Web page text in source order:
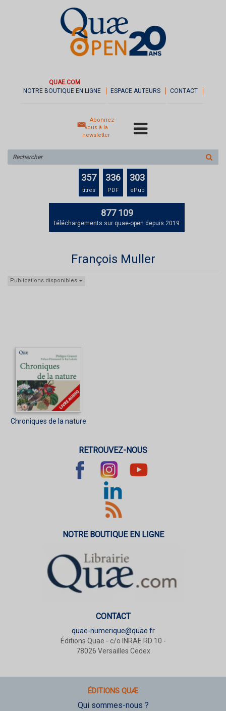
QUAE.COM
NOTRE BOUTIQUE EN LIGNE
ESPACE AUTEURS CONTACT
Abonnez-
vous à la
newsletter
sur
le
357
titres
336
PDF
303
ePub
877 109
téléchargements sur quae-open depuis 2019
François Muller
Publications disponibles
Chroniques de la nature
RETROUVEZ-NOUS
NOTRE BOUTIQUE EN LIGNE
CONTACT
quae-numerique@quae.fr
Éditions Quae - c/o INRAE RD 10 -
78026 Versailles Cedex
ÉDITIONS QUÆ
Qui sommes-nous ?